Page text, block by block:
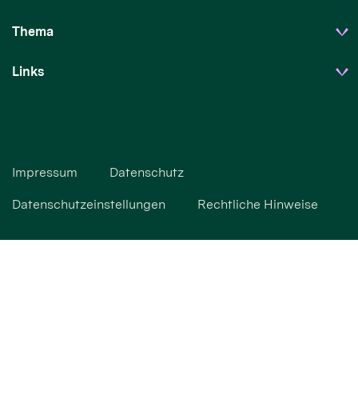
Thema
Links
Impressum Datenschutz
Datenschutzeinstellungen Rechtliche Hinweise